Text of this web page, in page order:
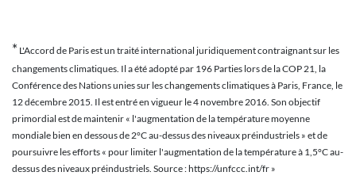
* L'Accord de Paris est un traité international juridiquement contraignant sur les
changements climatiques. Il a été adopté par 196 Parties lors de la COP 21, la
Conférence des Nations unies sur les changements climatiques à Paris, France, le
12 décembre 2015. Il est entré en vigueur le 4 novembre 2016. Son objectif
primordial est de maintenir « l'augmentation de la température moyenne
mondiale bien en dessous de 2°C au-dessus des niveaux préindustriels » et de
poursuivre les efforts « pour limiter l'augmentation de la température à 1,5°C au-
dessus des niveaux préindustriels. Source : https://unfccc.int/fr »